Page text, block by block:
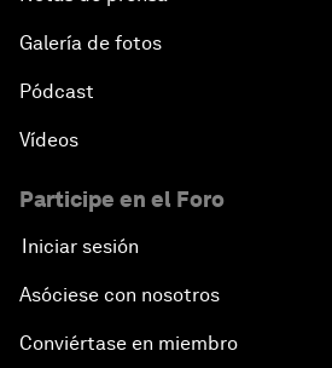
Galería de fotos
Pódcast
Vídeos
Participe en el Foro
Iniciar sesión
Asóciese con nosotros
Conviértase en miembro